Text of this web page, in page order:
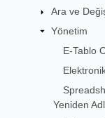
Ara ve
Yönetim
E-Tablo
Yeniden